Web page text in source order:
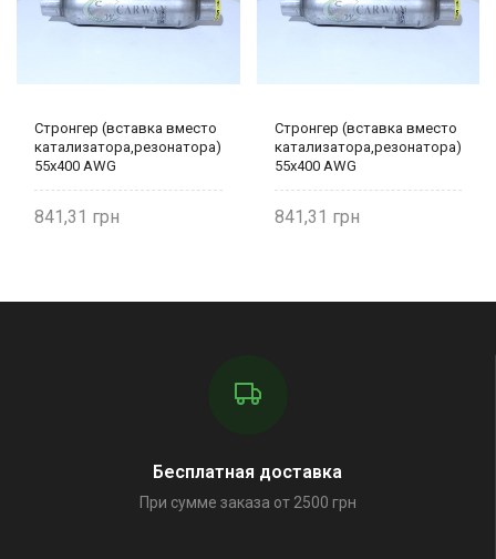
Стронгер (вставка вместо
катализатора,резонатора)
55х400 AWG
841,31
Стронгер (вставка вместо
катализатора,резонатора)
55х400 AWG
841,31
Бесплатная доставка
При сумме заказа от 2500 грн